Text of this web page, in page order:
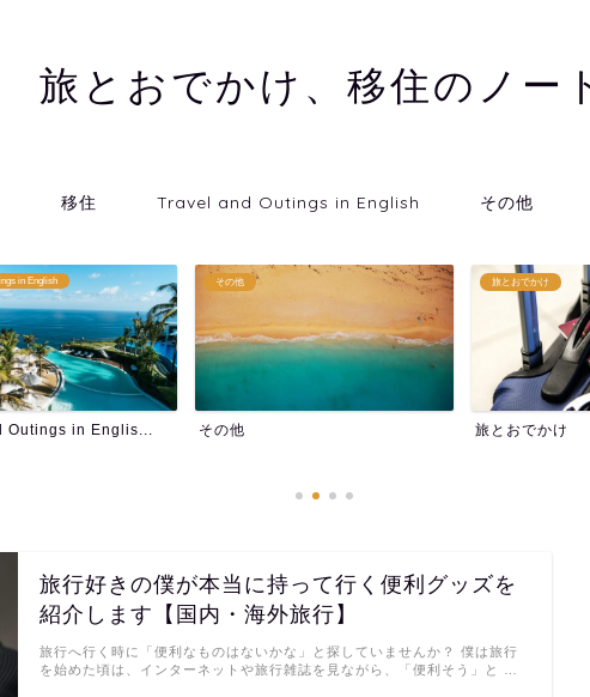
旅とおでかけ、移住のノー
移住 Travel and Outings in English その他
旅とおでかけ
旅とおでかけ
移住
移住
旅行好きの僕が本当に持って行く便利グッズを
紹介します【国内・海外旅行】
旅行へ行く時に「便利なものはないかな」と探していませんか？ 僕は旅行
を始めた頃は、インターネットや旅行雑誌を見ながら、「便利そう」と …